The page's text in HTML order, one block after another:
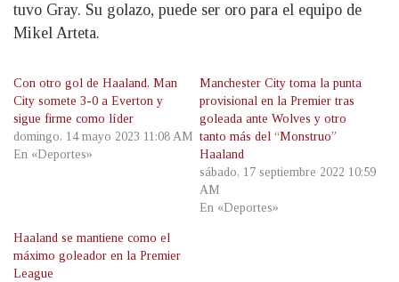
tuvo Gray. Su golazo, puede ser oro para el equipo de
Mikel Arteta.
Con otro gol de Haaland, Man
City somete 3-0 a Everton y
sigue firme como líder
domingo, 14 mayo 2023 11:08 AM
En «Deportes»
Manchester City toma la punta
provisional en la Premier tras
goleada ante Wolves y otro
tanto más del “Monstruo”
Haaland
sábado, 17 septiembre 2022 10:59
AM
En «Deportes»
Haaland se mantiene como el
máximo goleador en la Premier
League